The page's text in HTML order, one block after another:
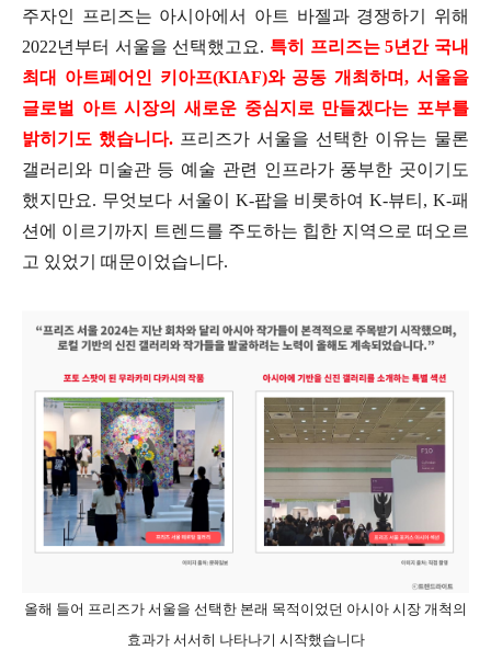
주자인 프리즈는 아시아에서 아트 바젤과 경쟁하기 위해
2022년부터 서울을 선택했고요. 특히 프리즈는 5년간 국내
최대 아트페어인 키아프(KIAF)와 공동 개최하며, 서울을
글로벌 아트 시장의 새로운 중심지로 만들겠다는 포부를
밝히기도 했습니다. 프리즈가 서울을 선택한 이유는 물론
갤러리와 미술관 등 예술 관련 인프라가 풍부한 곳이기도
했지만요. 무엇보다 서울이 K-팝을 비롯하여 K-뷰티, K-패
션에 이르기까지 트렌드를 주도하는 힙한 지역으로 떠오르
고 있었기 때문이었습니다.
올해 들어 프리즈가 서울을 선택한 본래 목적이었던 아시아 시장 개척의
효과가 서서히 나타나기 시작했습니다